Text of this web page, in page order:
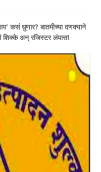
कसं धुणार? बातमीच्या दणक्याने
शिक्के अन् रजिस्टर लंपास!